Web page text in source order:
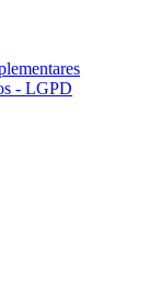
- LGPD